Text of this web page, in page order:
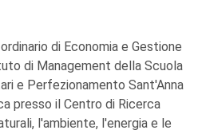
di Economia e Gestione
di Management della Scuola
e Perfezionamento Sant'Anna
presso il Centro di Ricerca
l'ambiente, l'energia e le